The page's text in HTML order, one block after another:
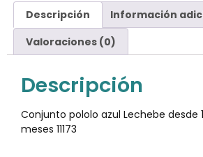
Descripción
Información
Valoraciones (0)
Descripción
Conjunto pololo azul Lechebe desde
meses 11173